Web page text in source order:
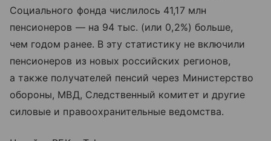
Социального фонда числилось 41,17 млн
пенсионеров — на 94 тыс. (или 0,2%) больше,
чем годом ранее. В эту статистику не включили
пенсионеров из новых российских регионов,
а также получателей пенсий через Министерство
обороны, МВД, Следственный комитет и другие
силовые и правоохранительные ведомства.